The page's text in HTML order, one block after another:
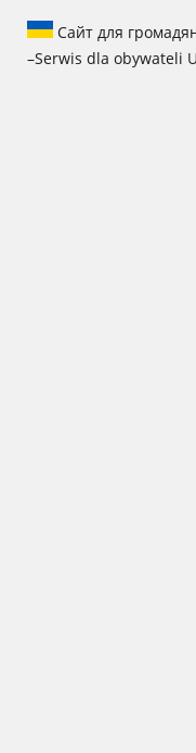
Сайт для
–Serwis dla obywateli